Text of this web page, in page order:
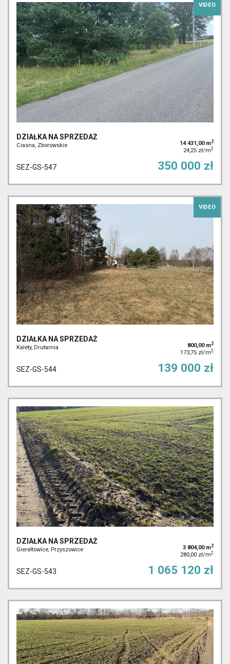
VIDEO
DZIAŁKA NA SPRZEDAŻ
Ciasna, Zborowskie 14 431,00 m2
24,25 zł/m2
SEZ-GS-547 350 000 zł
VIDEO
DZIAŁKA NA SPRZEDAŻ
Kalety, Drutarnia 800,00 m2
173,75 zł/m2
SEZ-GS-544 139 000 zł
DZIAŁKA NA SPRZEDAŻ
Gierałtowice, Przyszowice 3 804,00 m2
280,00 zł/m2
SEZ-GS-543 1 065 120 zł